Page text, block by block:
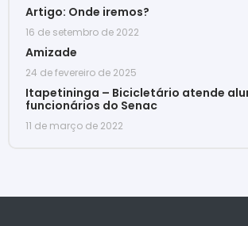
Artigo: Onde iremos?
16 de setembro de 2022
Amizade
24 de fevereiro de 2025
Itapetininga – Bicicletário atende
funcionários do Senac
11 de março de 2022